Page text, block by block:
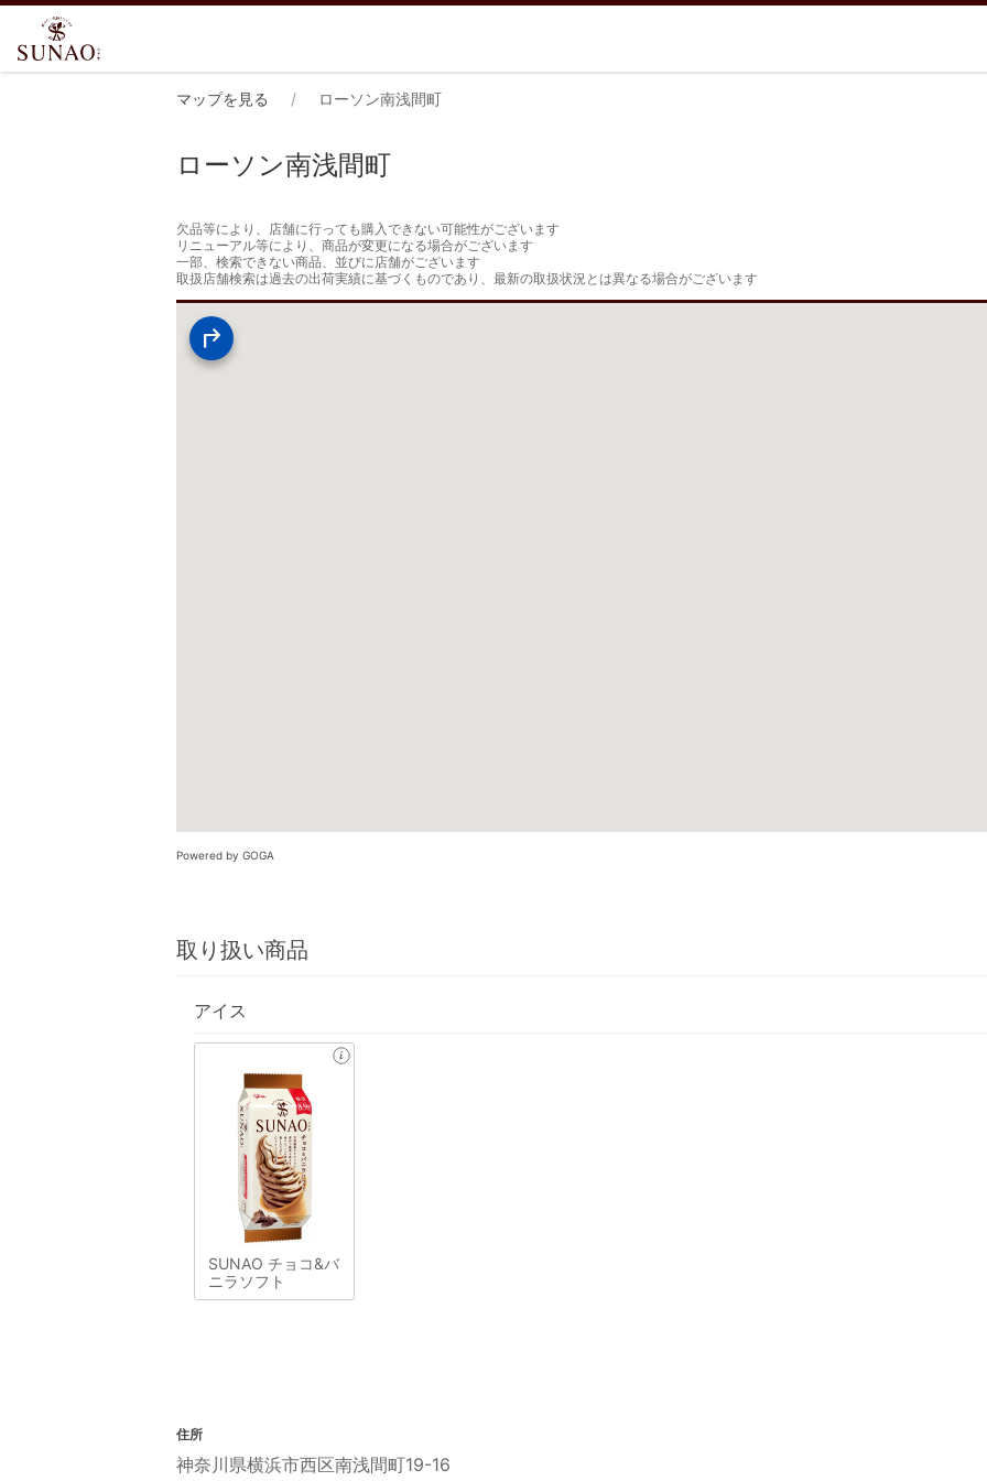
マップを見る ローソン南浅間町
ローソン南浅間町
欠品等により、店舗に行っても購入できない可能性がございます
リニューアル等により、商品が変更になる場合がございます
一部、検索できない商品、並びに店舗がございます
取扱店舗検索は過去の出荷実績に基づくものであり、最新の取扱状況とは異なる場合がございます
Powered by GOGA
取り扱い商品
アイス
SUNAO チョコ&バ
ニラソフト
住所
神奈川県横浜市西区南浅間町19-16